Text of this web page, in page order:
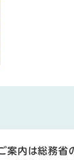
案内は総務